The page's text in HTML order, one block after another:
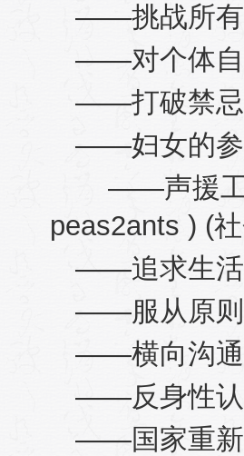
——挑战所有
——对个体自
——打破禁忌
——妇女的
——声援
peas2ants ) (
——追求生活
——服从原则
——横向沟通
——反身性认
——国家重新